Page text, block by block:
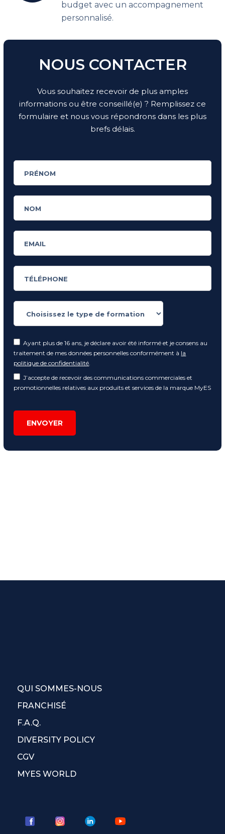
budget avec un accompagnement
personnalisé.
NOUS CONTACTER
Vous souhaitez recevoir de plus amples
informations ou être conseillé(e) ? Remplissez ce
formulaire et nous vous répondrons dans les plus
brefs délais.
Ayant plus de 16 ans, je déclare avoir été informé et je consens au
traitement de mes données personnelles conformément à la
politique de confidentialité
J’accepte de recevoir des communications commerciales et
promotionnelles relatives aux produits et services de la marque MyES
ENVOYER
QUI SOMMES-NOUS
FRANCHISÉ
F.A.Q.
DIVERSITY POLICY
CGV
MYES WORLD